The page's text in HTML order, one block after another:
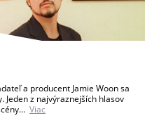
a producent Jamie Woon sa
Jeden z najvýraznejších hlasov
Viac